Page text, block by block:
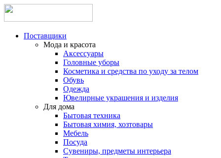
Поставщики
Мода и красота
Аксессуары
Головные уборы
Косметика и средства по уходу за телом
Обувь
Одежда
Ювелирные украшения и изделия
Для дома
Бытовая техника
Бытовая химия, хозтовары
Мебель
Посуда
Сувениры, предметы интерьера